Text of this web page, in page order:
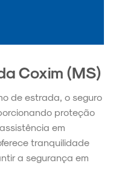
Coxim (MS)
de estrada, o seguro
proteção
em
tranquilidade
a segurança em